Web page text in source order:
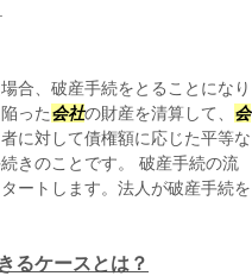
合、破産手続をとることになり
った会社の財産を清算して、 会
に対して債権額に応じた平等な
きのことです。 破産手続の流
ートします。法人が破産手続を
るケースとは？